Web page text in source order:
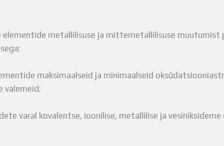
elementide metallilisuse ja mittemetallilisuse muutumist
maksimaalseid ja minimaalseid
valemeid;
varal kovalentse, ioonilise, metallilise ja